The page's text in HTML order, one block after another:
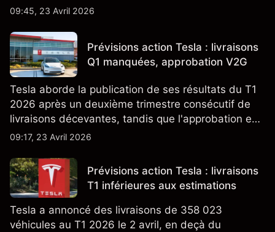
partenaires clés de la chaîne d'approvisionnement,
passées ne préjugent pas des résultats futurs.
09:45, 23 Avril 2026
Prévisions action Tesla : livraisons
Q1 manquées, approbation V2G
Tesla aborde la publication de ses résultats du T1
2026 après un deuxième trimestre consécutif de
livraisons décevantes, tandis que l'approbation en
Californie d'un programme V2G pour le Cybertruck
énergétique.
09:17, 23 Avril 2026
Prévisions action Tesla : livraisons
T1 inférieures aux estimations
Tesla a annoncé des livraisons de 358 023
véhicules au T1 2026 le 2 avril, en deçà du